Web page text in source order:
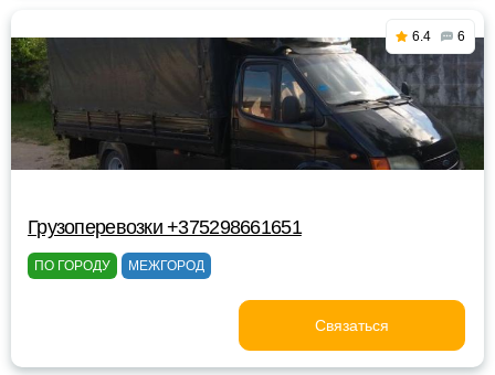
6.4 6
Грузоперевозки +375298661651
ПО ГОРОДУ МЕЖГОРОД
Связаться